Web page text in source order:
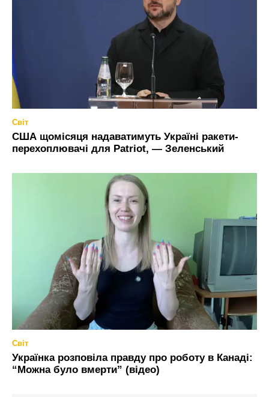
Світ
США щомісяця надаватимуть Україні ракети-
перехоплювачі для Patriot, — Зеленський
Світ
Українка розповіла правду про роботу в Канаді:
“Можна було вмерти” (відео)